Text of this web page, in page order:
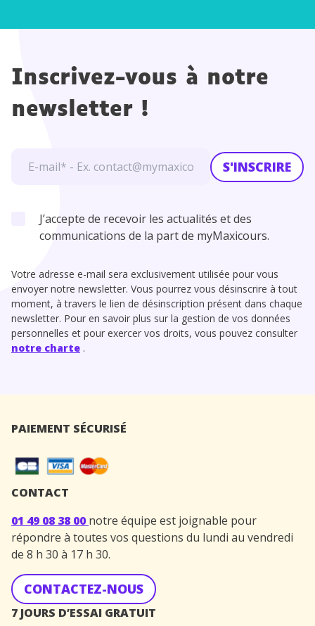
Inscrivez-vous à notre
newsletter !
S'INSCRIRE
J’accepte de recevoir les actualités et des
communications de la part de myMaxicours.
Votre adresse e-mail sera exclusivement utilisée pour vous
envoyer notre newsletter. Vous pourrez vous désinscrire à tout
moment, à travers le lien de désinscription présent dans chaque
newsletter. Pour en savoir plus sur la gestion de vos données
personnelles et pour exercer vos droits, vous pouvez consulter
notre charte .
PAIEMENT SÉCURISÉ
CONTACT
01 49 08 38 00 notre équipe est joignable pour
répondre à toutes vos questions du lundi au vendredi
de 8 h 30 à 17 h 30.
CONTACTEZ-NOUS
7 JOURS D’ESSAI GRATUIT